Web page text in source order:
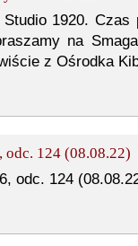
Studio 1920.
na
z Ośrodka
odc. 124 (08.08.22)
odc. 124